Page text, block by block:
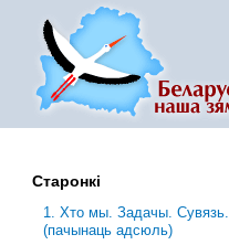
Старонкі
1. Хто мы. Задачы. Сувязь.
(пачынаць адсюль)